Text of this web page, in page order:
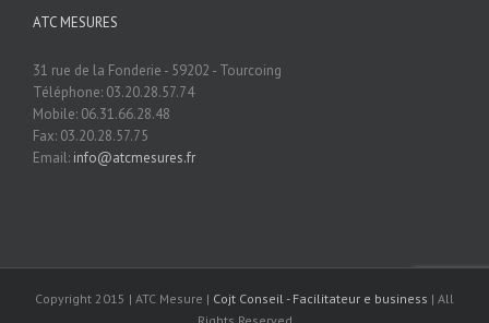
ATC MESURES
31 rue de la Fonderie - 59202 - Tourcoing
Téléphone: 03.20.28.57.74
Mobile: 06.31.66.28.48
Fax: 03.20.28.57.75
Email: info@atcmesures.fr
Copyright 2015 | ATC Mesure | Cojt Conseil - Facilitateur e business | All